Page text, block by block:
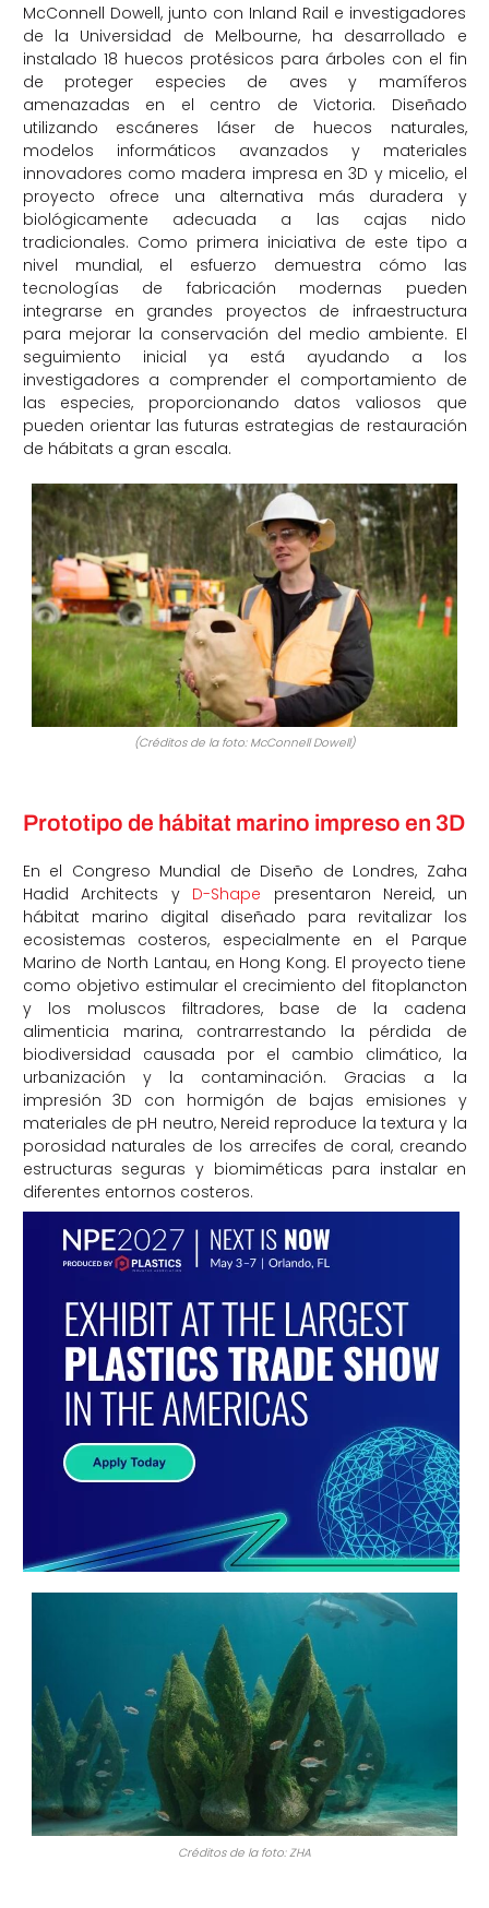
McConnell Dowell, junto con Inland Rail e investigadores
de la Universidad de Melbourne, ha desarrollado e
instalado 18 huecos protésicos para árboles con el fin
de proteger especies de aves y mamíferos
amenazadas en el centro de Victoria. Diseñado
utilizando escáneres láser de huecos naturales,
modelos informáticos avanzados y materiales
innovadores como madera impresa en 3D y micelio, el
proyecto ofrece una alternativa más duradera y
biológicamente adecuada a las cajas nido
tradicionales. Como primera iniciativa de este tipo a
nivel mundial, el esfuerzo demuestra cómo las
tecnologías de fabricación modernas pueden
integrarse en grandes proyectos de infraestructura
para mejorar la conservación del medio ambiente. El
seguimiento inicial ya está ayudando a los
investigadores a comprender el comportamiento de
las especies, proporcionando datos valiosos que
pueden orientar las futuras estrategias de restauración
de hábitats a gran escala.
(Créditos de la foto: McConnell Dowell)
Prototipo de hábitat marino impreso en 3D
En el Congreso Mundial de Diseño de Londres, Zaha
Hadid Architects y D-Shape presentaron Nereid, un
hábitat marino digital diseñado para revitalizar los
ecosistemas costeros, especialmente en el Parque
Marino de North Lantau, en Hong Kong. El proyecto tiene
como objetivo estimular el crecimiento del fitoplancton
y los moluscos filtradores, base de la cadena
alimenticia marina, contrarrestando la pérdida de
biodiversidad causada por el cambio climático, la
urbanización y la contaminación. Gracias a la
impresión 3D con hormigón de bajas emisiones y
materiales de pH neutro, Nereid reproduce la textura y la
porosidad naturales de los arrecifes de coral, creando
estructuras seguras y biomiméticas para instalar en
diferentes entornos costeros.
Créditos de la foto: ZHA